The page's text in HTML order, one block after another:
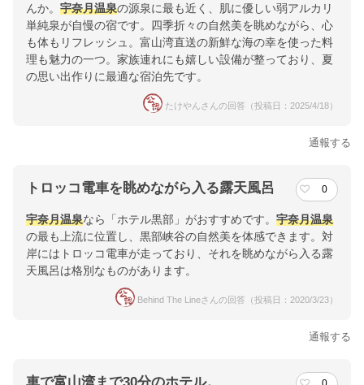
んか。 宇奈月温泉の源泉に最も近く、肌に優しい弱アルカリ
単純泉が自慢の宿です。四季折々の自然美を眺めながら、心
も体もリフレッシュ。富山湾直送の新鮮な海の幸を使った料
理も魅力の一つ。家族連れにも嬉しい設備が整っており、夏
の思い出作りに最適な宿泊先です。
たけやんさんの回答（投稿日：2025/4/18）
通報する
トロッコ電車を眺めながら入る露天風呂 0
宇奈月温泉なら「ホテル黒部」がおすすめです。 宇奈月温泉
の最も上流に位置し、黒部峡谷の自然美を体感できます。対
岸にはトロッコ電車が走っており、それを眺めながら入る露
天風呂は格別なものがあります。
Behind The Lineさんの回答（投稿日：2020/3/23）
通報する
車で富山湾まで30分のホテル。